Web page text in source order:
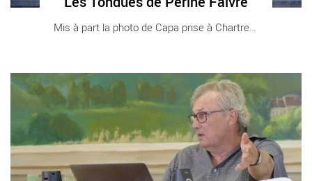
Mis à part la photo de Capa prise à Chartres [...]
La consultation philosophique par Oscar Brenifier - Critique
sortie Avignon / 2019 Avignon Avignon Off. Laurette Théâtre